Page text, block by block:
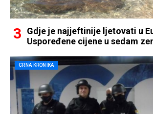
Gdje je najjeftinije ljetovati u
Uspoređene cijene u sedam
CRNA KRONIKA